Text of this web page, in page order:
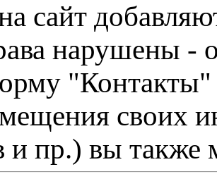
сайт
нарушены -
"Контакты"
своих
и пр.) вы также